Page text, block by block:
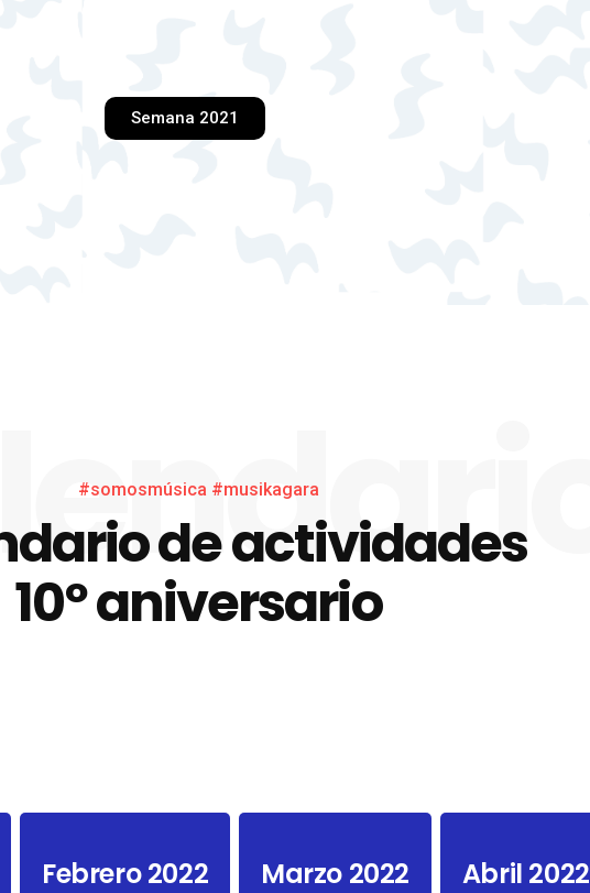
Semana 2021
#somosmúsica #musikagara
de actividades
10º aniversario
Febrero 2022 Marzo 2022 Abril 2022